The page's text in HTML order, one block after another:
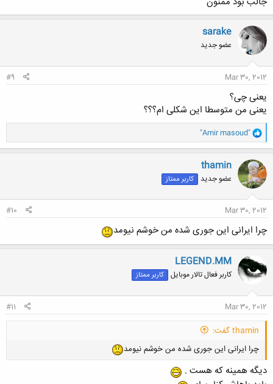
sarake
عضو جدید
Mar 30, 2012
#9
یعنی چی؟
یعنی من متوسطا این شکلی ام؟؟؟
و
ا
ک
ن
ش
ه
ا
"Amir masoud"
thamin
عضو جدید کاربر ممتاز
Mar 30, 2012
#10
چرا ایرانی این جوری شده من خوشم نیومد
LEGEND.MM
کاربر فعال تالار موبایل کاربر ممتاز
Mar 30, 2012
#11
thamin گفت:
چرا ایرانی این جوری شده من خوشم نیومد
دیگه همینه که هست .